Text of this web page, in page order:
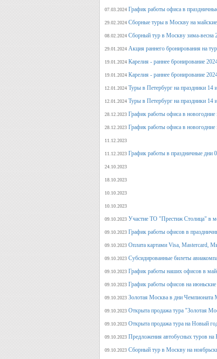
07.03.2024 График работы офиса в
29.02.2024 Сборные туры в Москву на
08.02.2024 Сборный тур в Москву зима-весна
29.01.2024 Акция раннего бронирования на
19.01.2024 Карелия - раннее бронирование
19.01.2024 Карелия - раннее бронирование
12.01.2024 Туры в Петербург на праздники 14
12.01.2024 Туры в Петербург на праздники 14
28.12.2023 График работы офиса в новогодние
28.12.2023 График работы офиса в новогодние
11.12.2023
11.12.2023 График работы в праздничные дни
24.10.2023
18.10.2023
10.10.2023
10.10.2023
09.10.2023 Участие ТО "Престиж Столица" в
09.10.2023 График работы офисов в
09.10.2023 Оплата картами Visa, Mastercard,
09.10.2023 Субсидированные билеты
09.10.2023 График работы наших офисов в
09.10.2023 График работы офисов на
09.10.2023 Золотая Москва в дни Чемпионата
09.10.2023 Открыта продажа тура "Золотая
09.10.2023 Открыта продажа тура на Новый
09.10.2023 Предложения автобусных туров
09.10.2023 Сборный тур в Москву на